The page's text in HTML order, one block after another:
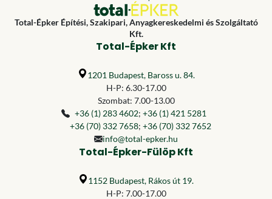
Total-Épker Építési, Szakipari, Anyagkereskedelmi és Szolgáltató
Kft.
Total-Épker Kft
1201 Budapest, Baross u. 84.
H-P: 6.30-17.00
Szombat: 7.00-13.00
+36 (1) 283 4602; +36 (1) 421 5281
+36 (70) 332 7658; +36 (70) 332 7652
info@total-epker.hu
Total-Épker-Fülöp Kft
1152 Budapest, Rákos út 19.
H-P: 7.00-17.00